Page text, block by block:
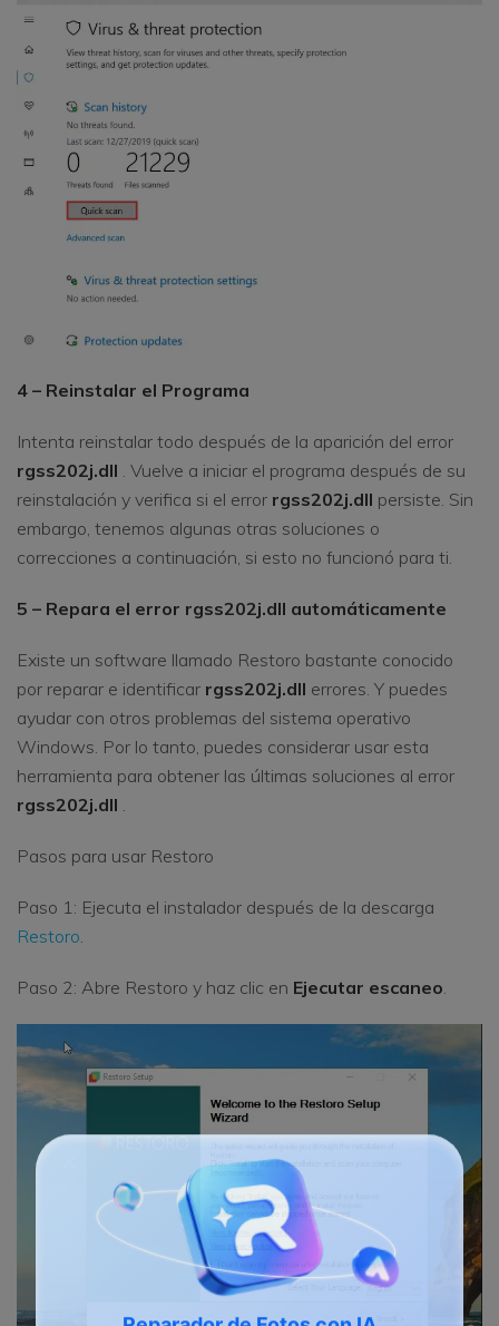
4 – Reinstalar el Programa
Intenta reinstalar todo después de la aparición del error
rgss202j.dll . Vuelve a iniciar el programa después de su
reinstalación y verifica si el error rgss202j.dll persiste. Sin
embargo, tenemos algunas otras soluciones o
correcciones a continuación, si esto no funcionó para ti.
5 – Repara el error rgss202j.dll automáticamente
Existe un software llamado Restoro bastante conocido
por reparar e identificar rgss202j.dll errores. Y puedes
ayudar con otros problemas del sistema operativo
Windows. Por lo tanto, puedes considerar usar esta
herramienta para obtener las últimas soluciones al error
rgss202j.dll
Pasos para usar Restoro
Paso 1: Ejecuta el instalador después de la descarga
Restoro
Paso 2: Abre Restoro y haz clic en Ejecutar escaneo